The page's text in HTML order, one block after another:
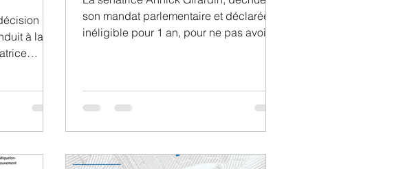
du
à la
son mandat parlementaire et déclarée
inéligible pour 1 an, pour ne pas avoir